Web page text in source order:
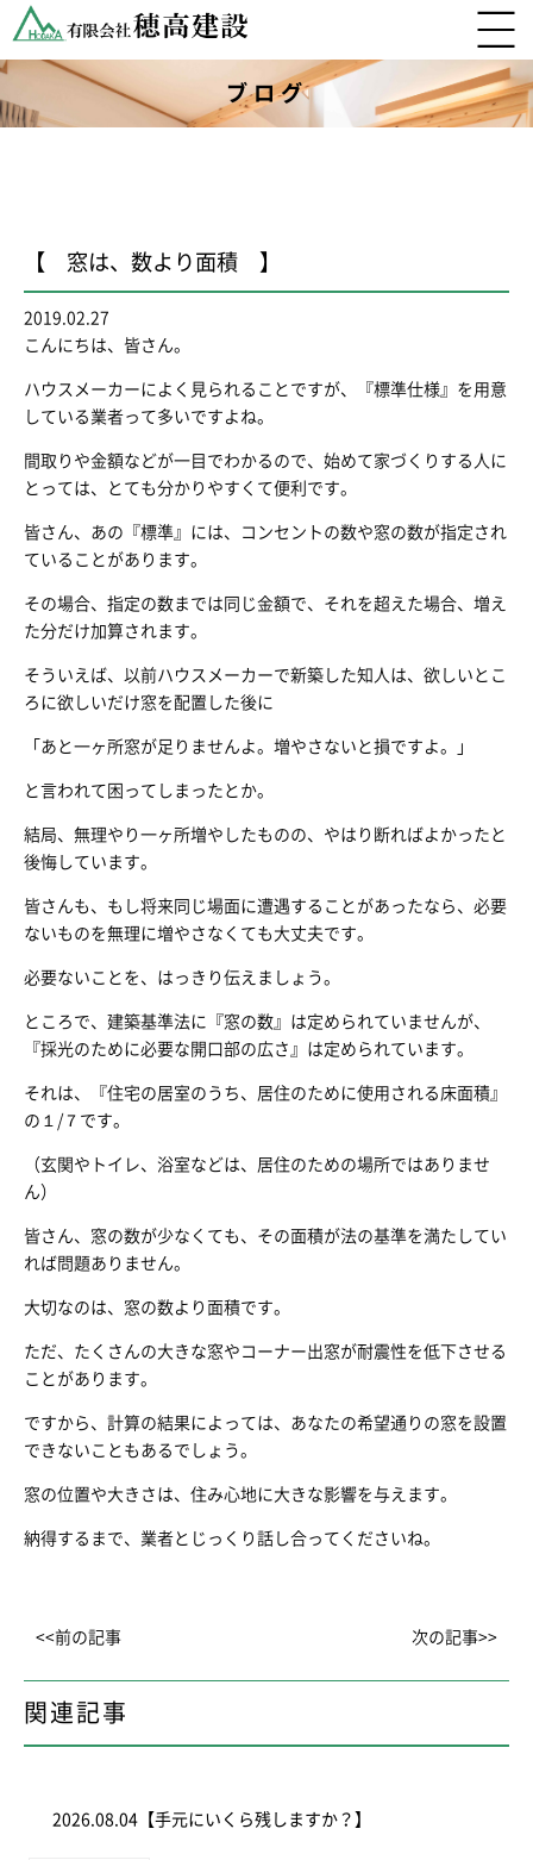
ブログ
【 窓は、数より面積 】
2019.02.27
こんにちは、皆さん。
ハウスメーカーによく見られることですが、『標準仕様』を用意
している業者って多いですよね。
間取りや金額などが一目でわかるので、始めて家づくりする人に
とっては、とても分かりやすくて便利です。
皆さん、あの『標準』には、コンセントの数や窓の数が指定され
ていることがあります。
その場合、指定の数までは同じ金額で、それを超えた場合、増え
た分だけ加算されます。
そういえば、以前ハウスメーカーで新築した知人は、欲しいとこ
ろに欲しいだけ窓を配置した後に
「あと一ヶ所窓が足りませんよ。増やさないと損ですよ。」
と言われて困ってしまったとか。
結局、無理やり一ヶ所増やしたものの、やはり断ればよかったと
後悔しています。
皆さんも、もし将来同じ場面に遭遇することがあったなら、必要
ないものを無理に増やさなくても大丈夫です。
必要ないことを、はっきり伝えましょう。
ところで、建築基準法に『窓の数』は定められていませんが、
『採光のために必要な開口部の広さ』は定められています。
それは、『住宅の居室のうち、居住のために使用される床面積』
の１/７です。
（玄関やトイレ、浴室などは、居住のための場所ではありませ
ん）
皆さん、窓の数が少なくても、その面積が法の基準を満たしてい
れば問題ありません。
大切なのは、窓の数より面積です。
ただ、たくさんの大きな窓やコーナー出窓が耐震性を低下させる
ことがあります。
ですから、計算の結果によっては、あなたの希望通りの窓を設置
できないこともあるでしょう。
窓の位置や大きさは、住み心地に大きな影響を与えます。
納得するまで、業者とじっくり話し合ってくださいね。
<<前の記事 次の記事>>
関連記事
2026.08.04 【手元にいくら残しますか？】